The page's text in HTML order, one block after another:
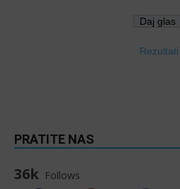
Rezultati
PRATITE NAS
36k Follows